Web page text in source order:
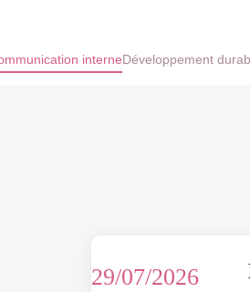
interneDéveloppement
29/07/2026